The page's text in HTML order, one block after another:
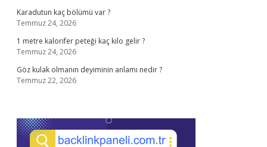
Karadutun kaç bölümü var ?
Temmuz 24, 2026
1 metre kalorifer peteği kaç kilo gelir ?
Temmuz 24, 2026
Göz kulak olmanın deyiminin anlamı nedir ?
Temmuz 22, 2026